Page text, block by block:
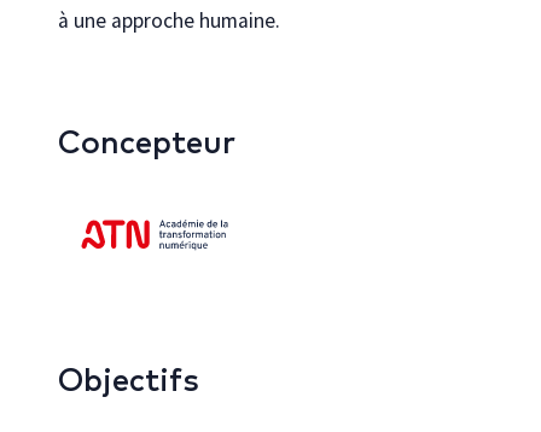
à une approche humaine.
Concepteur
Objectifs